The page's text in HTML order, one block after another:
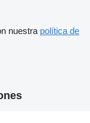
nuestra política de